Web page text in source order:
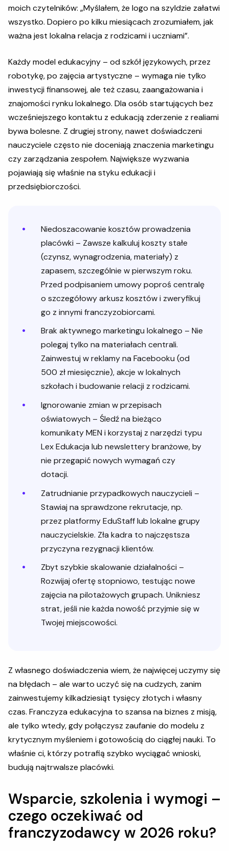
moich czytelników: „Myślałem, że logo na szyldzie załatwi
wszystko. Dopiero po kilku miesiącach zrozumiałem, jak
ważna jest lokalna relacja z rodzicami i uczniami”.
Każdy model edukacyjny – od szkół językowych, przez
robotykę, po zajęcia artystyczne – wymaga nie tylko
inwestycji finansowej, ale też czasu, zaangażowania i
znajomości rynku lokalnego. Dla osób startujących bez
wcześniejszego kontaktu z edukacją zderzenie z realiami
bywa bolesne. Z drugiej strony, nawet doświadczeni
nauczyciele często nie doceniają znaczenia marketingu
czy zarządzania zespołem. Największe wyzwania
pojawiają się właśnie na styku edukacji i
przedsiębiorczości.
Niedoszacowanie kosztów prowadzenia
placówki – Zawsze kalkuluj koszty stałe
(czynsz, wynagrodzenia, materiały) z
zapasem, szczególnie w pierwszym roku.
Przed podpisaniem umowy poproś centralę
o szczegółowy arkusz kosztów i zweryfikuj
go z innymi franczyzobiorcami.
Brak aktywnego marketingu lokalnego – Nie
polegaj tylko na materiałach centrali.
Zainwestuj w reklamy na Facebooku (od
500 zł miesięcznie), akcje w lokalnych
szkołach i budowanie relacji z rodzicami.
Ignorowanie zmian w przepisach
oświatowych – Śledź na bieżąco
komunikaty MEN i korzystaj z narzędzi typu
Lex Edukacja lub newslettery branżowe, by
nie przegapić nowych wymagań czy
dotacji.
Zatrudnianie przypadkowych nauczycieli –
Stawiaj na sprawdzone rekrutacje, np.
przez platformy EduStaff lub lokalne grupy
nauczycielskie. Zła kadra to najczęstsza
przyczyna rezygnacji klientów.
Zbyt szybkie skalowanie działalności –
Rozwijaj ofertę stopniowo, testując nowe
zajęcia na pilotażowych grupach. Unikniesz
strat, jeśli nie każda nowość przyjmie się w
Twojej miejscowości.
Z własnego doświadczenia wiem, że najwięcej uczymy się
na błędach – ale warto uczyć się na cudzych, zanim
zainwestujemy kilkadziesiąt tysięcy złotych i własny
czas. Franczyza edukacyjna to szansa na biznes z misją,
ale tylko wtedy, gdy połączysz zaufanie do modelu z
krytycznym myśleniem i gotowością do ciągłej nauki. To
właśnie ci, którzy potrafią szybko wyciągać wnioski,
budują najtrwalsze placówki.
Wsparcie, szkolenia i wymogi –
czego oczekiwać od
franczyzodawcy w 2026 roku?